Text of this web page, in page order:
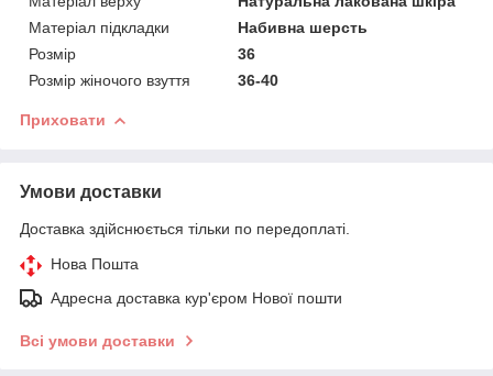
Матеріал підкладки
Набивна шерсть
Розмір
36
Розмір жіночого взуття
36-40
Приховати
Умови доставки
Доставка здійснюється тільки по передоплаті.
Нова Пошта
Адресна доставка кур'єром Нової пошти
Всі умови доставки